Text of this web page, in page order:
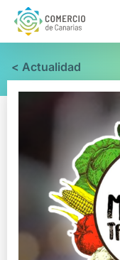
< Actualidad